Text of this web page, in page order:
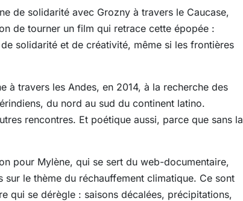
de solidarité avec Grozny à travers le Caucase,
de tourner un film qui retrace cette épopée :
solidarité et de créativité, même si les frontières
à travers les Andes, en 2014, à la recherche des
du nord au sud du continent latino.
rencontres. Et poétique aussi, parce que sans la
pour Mylène, qui se sert du web-documentaire,
le thème du réchauffement climatique. Ce sont
qui se dérègle : saisons décalées, précipitations,